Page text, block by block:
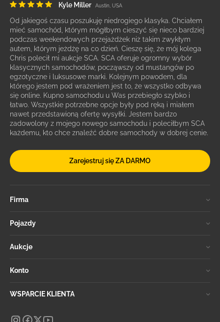
Kyle Miller Austin, USA
Od jakiegoś czasu poszukuję niedrogiego klasyka. Chciałem
mieć samochód, którym mógłbym cieszyć się nieco bardziej
podczas weekendowych przejażdżek niż takim zwykłym
autem, którym jeżdżę na co dzień. Cieszę się, że mój kolega
Chris polecił mi aukcje SCA. SCA oferuje ogromny wybór
klasycznych samochodów, począwszy od mustangów po
egzotyczne i luksusowe marki. Kolejnym powodem, dla
którego jestem pod wrażeniem jest to, że wszystko odbywa
się online. Kupno samochodu u Was przebiegło szybko i
łatwo. Wszystkie potrzebne opcje były pod ręką i miałem
nawet przedstawioną ofertę wysyłki. Jestem bardzo
zadowolony z mojego nowego samochodu i poleciłbym SCA
każdemu, kto chce znaleźć dobre samochody w dobrej cenie.
Zarejestruj się ZA DARMO
Firma
Pojazdy
Aukcje
Konto
WSPARCIE KLIENTA